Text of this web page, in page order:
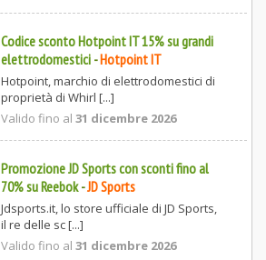
Codice sconto Hotpoint IT 15% su grandi
elettrodomestici -Hotpoint IT
Hotpoint, marchio di elettrodomestici di
proprietà di Whirl [...]
Valido fino al31 dicembre 2026
Promozione JD Sports con sconti fino al
70% su Reebok-JD Sports
Jdsports.it, lo store ufficiale di JD Sports,
il re delle sc [...]
Valido fino al31 dicembre 2026